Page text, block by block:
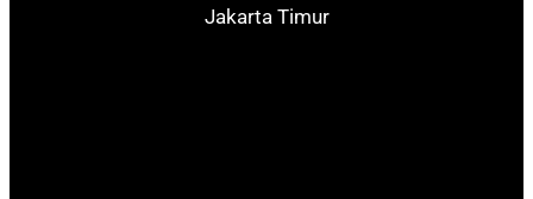
Jakarta Timur